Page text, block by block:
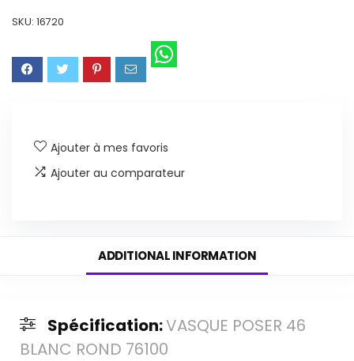
SKU: 16720
Ajouter à mes favoris
Ajouter au comparateur
ADDITIONAL INFORMATION
Spécification:VASQUE POSER 46
BLANC ROND 76100